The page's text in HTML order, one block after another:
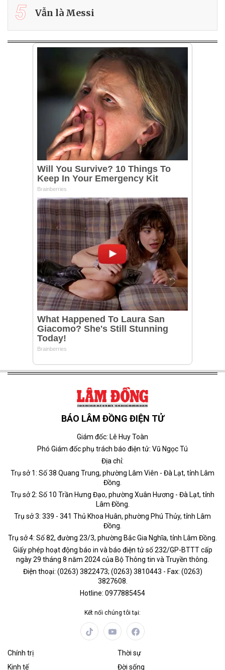
5 Vẫn là Messi
BÁO LÂM ĐỒNG ĐIỆN TỬ
Giám đốc: Lê Huy Toàn
Phó Giám đốc phụ trách báo điện tử: Vũ Ngọc Tú
Địa chỉ:
Trụ sở 1: Số 38 Quang Trung, phường Lâm Viên - Đà Lạt, tỉnh Lâm
Đồng.
Trụ sở 2: Số 10 Trần Hưng Đạo, phường Xuân Hương - Đà Lạt, tỉnh
Lâm Đồng.
Trụ sở 3: 339 - 341 Thủ Khoa Huân, phường Phú Thủy, tỉnh Lâm
Đồng.
Trụ sở 4: Số 82, đường 23/3, phường Bắc Gia Nghĩa, tỉnh Lâm Đồng.
Giấy phép hoạt động báo in và báo điện tử số 232/GP-BTTT cấp
ngày 29 tháng 8 năm 2024 của Bộ Thông tin và Truyền thông.
Điện thoại: (0263) 3822473; (0263) 3810443 - Fax: (0263)
3827608.
Hotline: 0977885454
Kết nối chúng tôi tại:
Chính trị
Thời sự
Kinh tế
Đời sống